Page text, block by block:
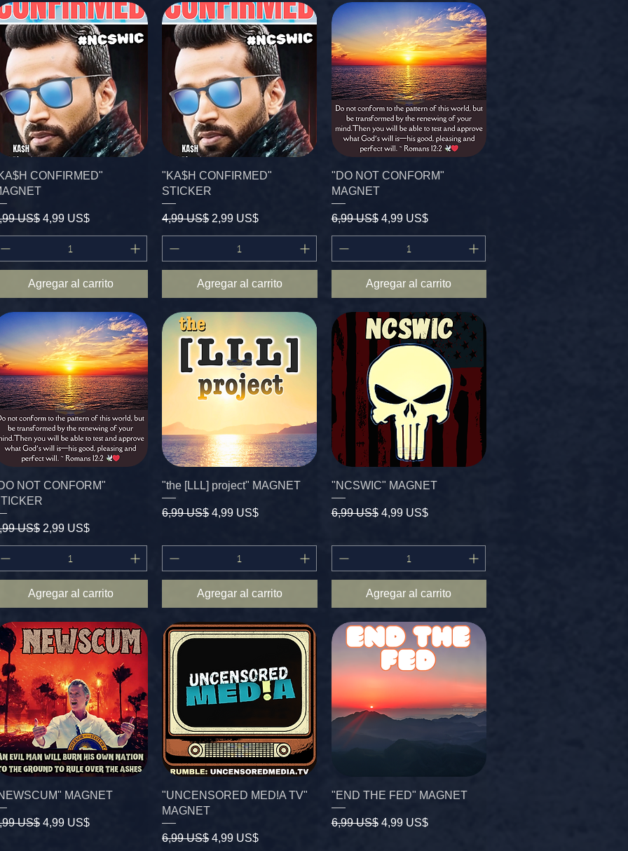
CONFIRMED"
US$ Precio de oferta
4,99 US$
Agregar al carrito
"KA$H CONFIRMED"
STICKER
Precio
4,99 US$ Precio de oferta
2,99 US$
Agregar al carrito
"DO NOT CONFORM"
MAGNET
Precio
6,99 US$ Precio de oferta
4,99 US$
Agregar al carrito
NOT CONFORM"
US$ Precio de oferta
2,99 US$
Agregar al carrito
"the [LLL] project" MAGNET
Precio
6,99 US$ Precio de oferta
4,99 US$
Agregar al carrito
"NCSWIC" MAGNET
Precio
6,99 US$ Precio de oferta
4,99 US$
Agregar al carrito
MAGNET
US$ Precio de oferta
4,99 US$
"UNCENSORED MED!A TV"
MAGNET
Precio
6,99 US$ Precio de oferta
4,99 US$
"END THE FED" MAGNET
Precio
6,99 US$ Precio de oferta
4,99 US$